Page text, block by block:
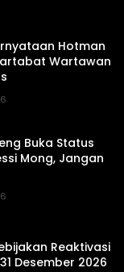
Hotman
Wartawan
Buka Status
Mong, Jangan
Reaktivasi
Desember 2026